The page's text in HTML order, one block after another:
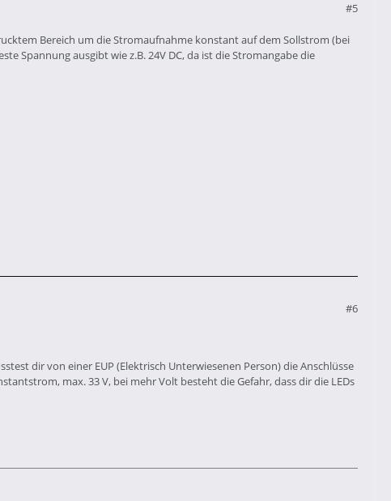
#5
Bereich um die Stromaufnahme konstant auf dem Sollstrom (bei
Spannung ausgibt wie z.B. 24V DC, da ist die Stromangabe die
#6
dir von einer EUP (Elektrisch Unterwiesenen Person) die Anschlüsse
max. 33 V, bei mehr Volt besteht die Gefahr, dass dir die LEDs